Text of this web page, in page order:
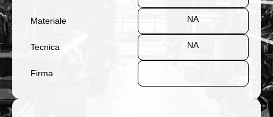
Materiale NA
Tecnica NA
Firma